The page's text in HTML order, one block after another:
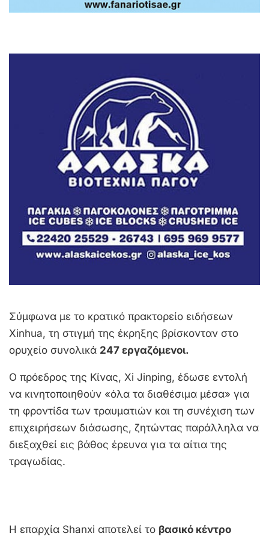
Σύμφωνα με το κρατικό πρακτορείο ειδήσεων
Xinhua, τη στιγμή της έκρηξης βρίσκονταν στο
ορυχείο συνολικά 247 εργαζόμενοι.
Ο πρόεδρος της Κίνας, Xi Jinping, έδωσε εντολή
να κινητοποιηθούν «όλα τα διαθέσιμα μέσα» για
τη φροντίδα των τραυματιών και τη συνέχιση των
επιχειρήσεων διάσωσης, ζητώντας παράλληλα να
διεξαχθεί εις βάθος έρευνα για τα αίτια της
τραγωδίας.
Η επαρχία Shanxi αποτελεί το βασικό κέντρο